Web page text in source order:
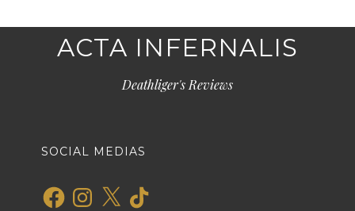
ACTA INFERNALIS
Deathliger's Reviews
SOCIAL MEDIAS
FacebookInstagram
X TikTok